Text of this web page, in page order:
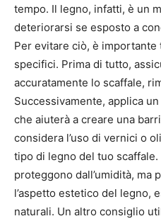
tempo. Il legno, infatti, è un
deteriorarsi se esposto a
Per evitare ciò, è
specifici. Prima di tutto,
accuratamente lo scaffale,
Successivamente, applica
che aiuterà a creare una
considera l’uso di vernici o
tipo di legno del tuo
proteggono dall’umidità, ma
l’aspetto estetico del legno,
naturali. Un altro consiglio